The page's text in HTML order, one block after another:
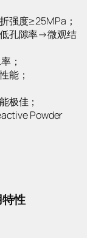
强度≥25MPa；
孔隙率→微观结
；
能；
极佳；
Powder
性